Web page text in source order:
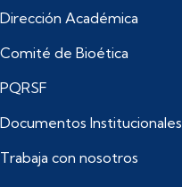
Dirección Académica
Comité de Bioética
PQRSF
Documentos Institucionales
Trabaja con nosotros